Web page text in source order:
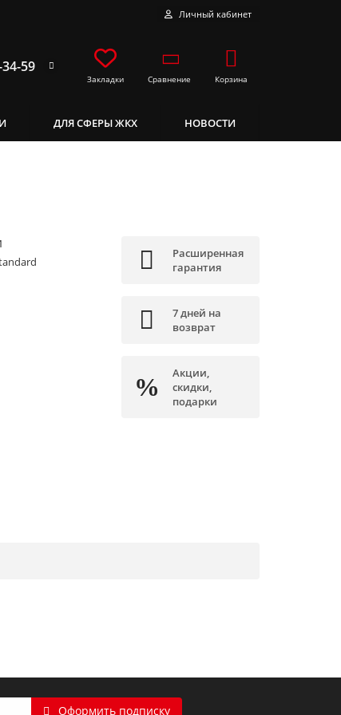
Личный кабинет
59
Закладки Сравнение Корзина
ДЛЯ СФЕРЫ ЖКХ НОВОСТИ
Расширенная
гарантия
7 дней на
возврат
Акции,
скидки,
подарки
Оформить подписку